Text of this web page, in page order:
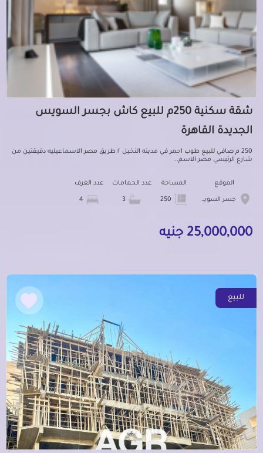
شقة سكنية 250م للبيع كاش بجسر السويس
الجديدة القاهرة
250 م صافي للبيع طوب احمر في مدينه النخيل ٢ طريق مصر الاسماعيليه دقيقتين من
شارع الرئيسي مصر الاسم...
الموقع
جسر السويس الجديدة
المساحة عدد الحمامات عدد الغرف
25,000,000 جنيه
للبيع